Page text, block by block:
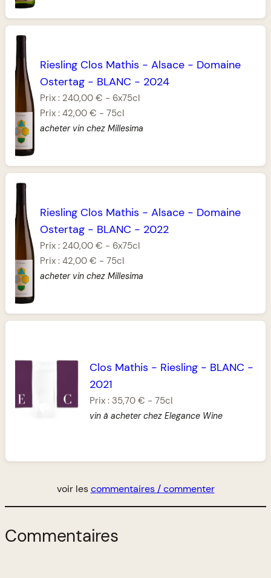
Riesling Clos Mathis -Alsace - Domaine
Ostertag - BLANC - 2024
Prix : 240,00 € - 6x75cl
Prix :42,00 € -75cl
acheter vin chez Millesima
Riesling Clos Mathis -Alsace - Domaine
Ostertag - BLANC - 2022
Prix : 240,00 € - 6x75cl
Prix :42,00 € -75cl
acheter vin chez Millesima
Clos Mathis - Riesling- BLANC -
2021
Prix : 35,70 € - 75cl
vin à acheter chez Elegance Wine
voir lescommentaires / commenter
Commentaires